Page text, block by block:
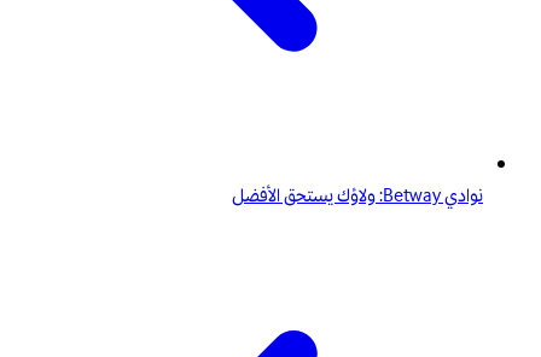
نوادي Betway: ولاؤك يستحق الأفضل